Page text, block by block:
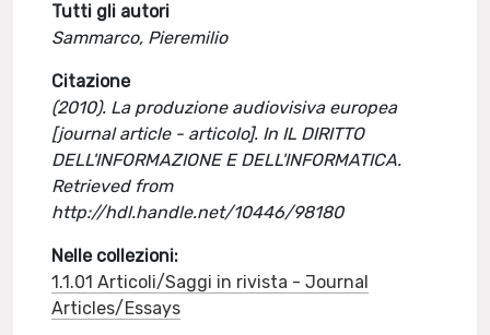
Tutti gli autori
Sammarco, Pieremilio
Citazione
(2010). La produzione audiovisiva europea
[journal article - articolo]. In IL DIRITTO
DELL'INFORMAZIONE E DELL'INFORMATICA.
Retrieved from
http://hdl.handle.net/10446/98180
Nelle collezioni:
1.1.01 Articoli/Saggi in rivista - Journal
Articles/Essays